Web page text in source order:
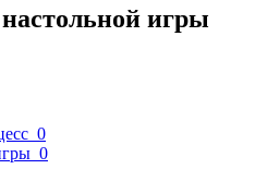
игры
0
0